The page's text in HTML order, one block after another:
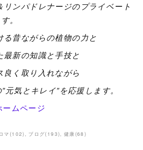
リンパドレナージのプライベート
。
る昔ながらの植物の力と
最新の知識と手技と
良く取り入れながら
元気とキレイ”を応援します。
ムページ
マ (102) ブログ( 193) 健康(68 )